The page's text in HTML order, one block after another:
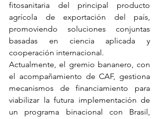
fitosanitaria del principal producto
agrícola de exportación del país,
promoviendo soluciones conjuntas
basadas en ciencia aplicada y
cooperación internacional.
Actualmente, el gremio bananero, con
el acompañamiento de CAF, gestiona
mecanismos de financiamiento para
viabilizar la futura implementación de
un programa binacional con Brasil,